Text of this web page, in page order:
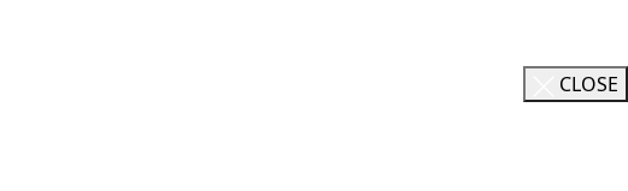
CLOSE